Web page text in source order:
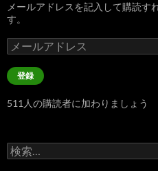
メールアドレスを記入して購読す
す。
メ
ー
ル
ア
レ
登録
511人の購読者に加わりましょう
検
索: